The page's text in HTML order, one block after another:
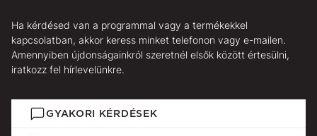
Ha kérdésed van a programmal vagy a termékekkel
kapcsolatban, akkor keress minket telefonon vagy e-mailen.
Amennyiben újdonságainkról szeretnél elsők között értesülni,
iratkozz fel hírlevelünkre.
GYAKORI KÉRDÉSEK